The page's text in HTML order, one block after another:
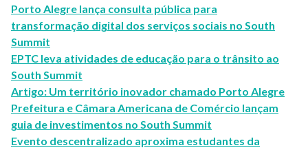
Porto Alegre lança consulta pública para
transformação digital dos serviços sociais no South
Summit
EPTC leva atividades de educação para o trânsito ao
South Summit
Artigo: Um território inovador chamado Porto Alegre
Prefeitura e Câmara Americana de Comércio lançam
guia de investimentos no South Summit
Evento descentralizado aproxima estudantes da